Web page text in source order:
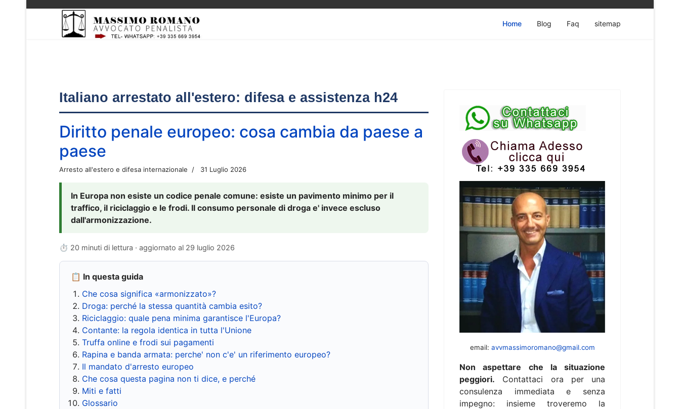
Home Blog Faq sitemap
Italiano arrestato all'estero: difesa e assistenza h24
Diritto penale europeo: cosa cambia da paese a
paese
Arresto all'estero e difesa internazionale 31 Luglio 2026
In Europa non esiste un codice penale comune: esiste un pavimento minimo per il
traffico, il riciclaggio e le frodi. Il consumo personale di droga e' invece escluso
dall'armonizzazione.
⏱ 20 minuti di lettura · aggiornato al 29 luglio 2026
📋 In questa guida
Che cosa significa «armonizzato»?
Droga: perché la stessa quantità cambia esito?
Riciclaggio: quale pena minima garantisce l'Europa?
Contante: la regola identica in tutta l'Unione
Truffa online e frodi sui pagamenti
Rapina e banda armata: perche' non c'e' un riferimento europeo?
Il mandato d'arresto europeo
Che cosa questa pagina non ti dice, e perché
Miti e fatti
Glossario
email: avvmassimoromano@gmail.com
Non aspettare che la situazione
peggiori. Contattaci ora per una
consulenza immediata e senza
impegno: insieme troveremo la